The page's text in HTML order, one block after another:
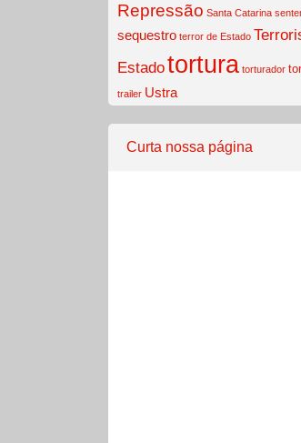
Repressão Santa Catarina
sequestro terror de Estado
Estadotortura torturador
trailer Ustra
Curta nossa página